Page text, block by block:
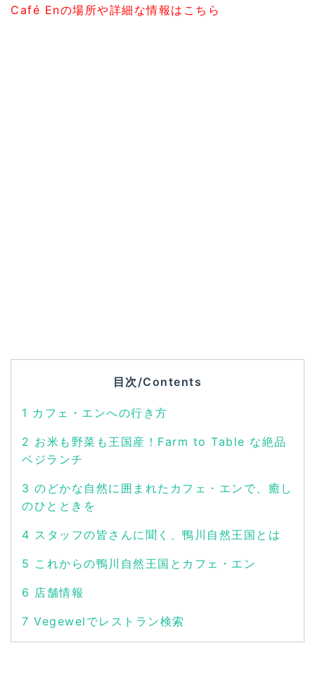
Café Enの場所や詳細な情報はこちら
目次/Contents
1 カフェ・エンへの行き方
2 お米も野菜も王国産！Farm to Table な絶品
ベジランチ
3 のどかな自然に囲まれたカフェ・エンで、癒し
のひとときを
4 スタッフの皆さんに聞く、鴨川自然王国とは
5 これからの鴨川自然王国とカフェ・エン
6 店舗情報
7 Vegewelでレストラン検索